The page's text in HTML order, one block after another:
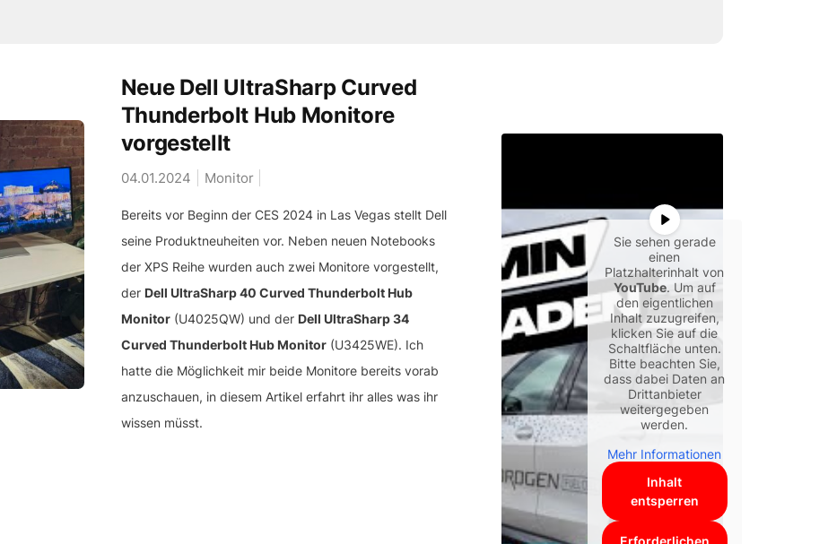
Neue Dell UltraSharp Curved
Thunderbolt Hub Monitore
vorgestellt
04.01.2024 Monitor
Bereits vor Beginn der CES 2024 in Las Vegas stellt Dell
seine Produktneuheiten vor. Neben neuen Notebooks
der XPS Reihe wurden auch zwei Monitore vorgestellt,
der Dell UltraSharp 40 Curved Thunderbolt Hub
Monitor(U4025QW) und der Dell UltraSharp 34
Curved Thunderbolt Hub Monitor(U3425WE). Ich
hatte die Möglichkeit mir beide Monitore bereits vorab
anzuschauen, in diesem Artikel erfahrt ihr alles was ihr
wissen müsst.
Sie sehen gerade
einen
Platzhalterinhalt von
YouTube. Um auf
den eigentlichen
Inhalt zuzugreifen,
klicken Sie auf die
Schaltfläche unten.
Bitte beachten Sie,
dass dabei Daten an
Drittanbieter
weitergegeben
werden.
Mehr Informationen
Inhalt
entsperren
Erforderlichen